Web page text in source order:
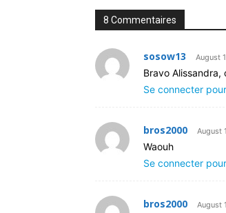
8 Commentaires
sosow13 August
Bravo Alissandra,
Se connecter
bros2000 August
Waouh
Se connecter
bros2000 August